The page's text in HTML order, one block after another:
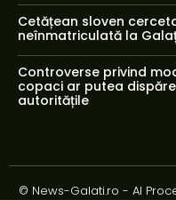
Cetățean sloven
neînmatriculată la
Controverse privind
copaci ar putea
autoritățile
© News-Galati.ro - AI